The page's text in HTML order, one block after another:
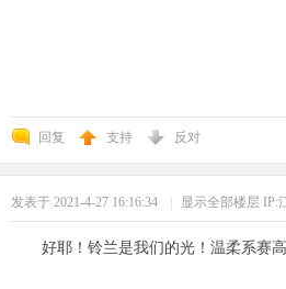
回复 支持 反对
发表于 2021-4-27 16:16:34 显示全部楼层 IP:
好耶！铃兰是我们的光！温柔系赛